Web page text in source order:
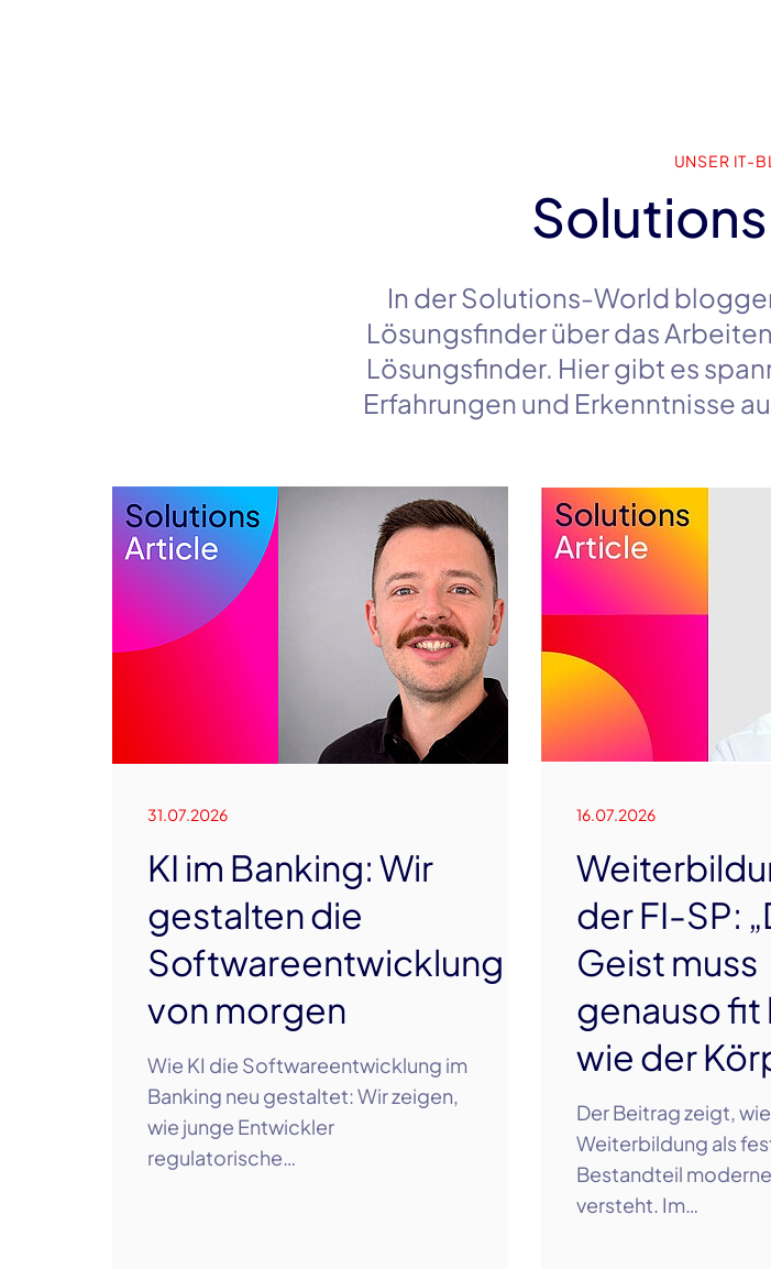
UNSER IT-
In derSolutions-World
Lösungsfinder über das
Lösungsfinder. Hier gibt es
Erfahrungen und Erkenntnisse
31.07.2026
KI im Banking: Wir
gestalten die
Softwareentwicklung
von morgen
Wie KI die Softwareentwicklung im
Banking neu gestaltet: Wir zeigen,
wie junge Entwickler
regulatorische…
16.07.2026
der FI-SP:
Geist muss
genauso
wie der
Der Beitrag zeigt,
Weiterbildung als
Bestandteil
versteht. Im…